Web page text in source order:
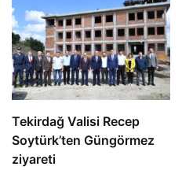
Tekirdağ Valisi Recep
Soytürk’ten Güngörmez
ziyareti